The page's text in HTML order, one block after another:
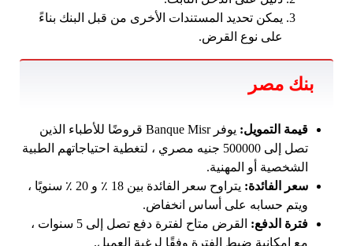
يمكن تحديد المستندات الأخرى من قبل البنك بناءً
على نوع القرض.
بنك مصر
قيمة التمويل:
يوفر Banque Misr قروضًا للأطباء الذين
تصل إلى 500000 جنيه مصري ، لتغطية احتياجاتهم الطبية
الشخصية أو المهنية.
سعر الفائدة:
يتراوح سعر الفائدة بين 18 ٪ و 20 ٪ سنويًا ،
ويتم حسابه على أساس انخفاض.
فترة الدفع:
القرض متاح لفترة دفع تصل إلى 5 سنوات ،
مع إمكانية ضبط الفترة وفقًا لرغبة العميل.